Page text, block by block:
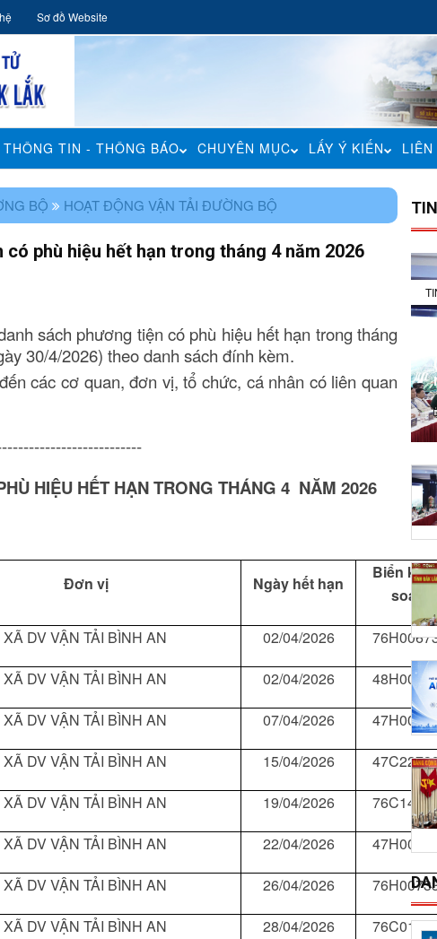
Sơ đồ Website
THÔNG TIN - THÔNG BÁO CHUYÊN MỤC LẤY Ý KIẾN LIÊN
BỘ HOẠT ĐỘNG VẬN TẢI ĐƯỜNG BỘ
phù hiệu hết hạn trong tháng 4 năm 2026
sách phương tiện có phù hiệu hết hạn trong tháng
30/4/2026) theo danh sách đính kèm.
các cơ quan, đơn vị, tổ chức, cá nhân có liên quan
HIỆU HẾT HẠN TRONG THÁNG 4 NĂM 2026
Đơn vị Ngày hết hạn
Biển
soát
XÃ DV VẬN TẢI BÌNH AN 02/04/2026
XÃ DV VẬN TẢI BÌNH AN 02/04/2026
XÃ DV VẬN TẢI BÌNH AN 07/04/2026
XÃ DV VẬN TẢI BÌNH AN 15/04/2026
XÃ DV VẬN TẢI BÌNH AN 19/04/2026
XÃ DV VẬN TẢI BÌNH AN 22/04/2026 47H00424
XÃ DV VẬN TẢI BÌNH AN 26/04/2026
XÃ DV VẬN TẢI BÌNH AN 28/04/2026